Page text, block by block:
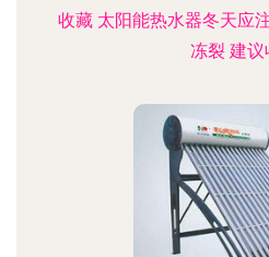
收藏 太阳能热水器冬天应
冻裂 建议